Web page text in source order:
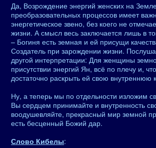
Да, Возрождение энергий женских на
преобразовательных процессов имеет
энергетическое звено, без коего не
жизни. А смысл весь заключается лишь в
– Богиня есть земная и ей присущи
Создатель при зарождении жизни.
другой интерпретации: Для женщины
присутствии энергий Ян, всё по плечу и,
достаточно раскрыть ей свою внутреннюю
Ну, а теперь мы по отдельности изложим
Вы сердцем принимайте и внутренность
воодушевляйте, прекрасный мир земной
есть бесценный Божий дар.
Слово Кибелы: